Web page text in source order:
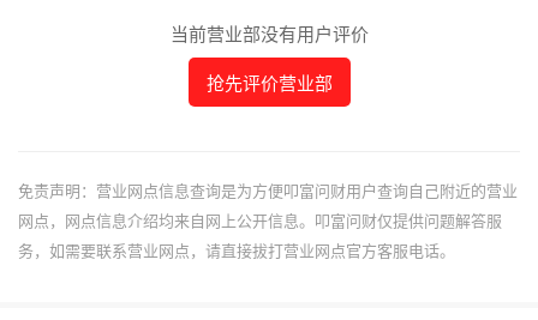
当前营业部没有用户评价
抢先评价营业部
免责声明：营业网点信息查询是为方便叩富问财用户查询自己附近的营业
网点，网点信息介绍均来自网上公开信息。叩富问财仅提供问题解答服
务，如需要联系营业网点，请直接拔打营业网点官方客服电话。